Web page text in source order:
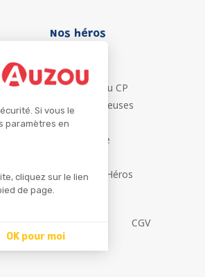
Si vous le
paramètres en
cliquez sur le lien
de page.
OK pour moi
Nos héros
P'tit Loup
Les Héros du CP
Les Influenceuses
Migali
Petite Taupe
Ma Boîte à Héros
CGV